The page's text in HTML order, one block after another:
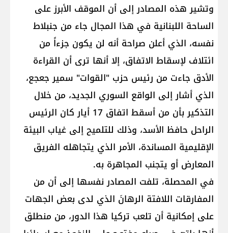
وتشير هذه المصادر إلى أن الموقف الأبرز على
الساحة اللبنانية في هذا المجال جاء من جنبلاط
نفسه، الذي أعلن صراحة أنه لن يكون جزءاً من
ائتلاف لإسقاط الاتفاق، إلا أنها ترى أن القراءة
الأدق جاءت من رئيس حزب "القوات" ​سمير جعجع​،
الذي أشار إلى الواقع السوري الجديد، من خلال
التذكير بأن من أسقط اتفاق 17 أيار كان الرئيس
الراحل ​حافظ الأسد​، وذلك للتلميح إلى غياب البيئة
الإقليمية المساندة، الأمر الذي يتجاهله الفريق
المعارض أو يتجنب المجاهرة به.
في المحصلة، تلفت المصادر نفسها إلى أن من
المفارقات اللافتة الرهانَ الذي لدى بعض الجهات
على إمكانية أن تلعب ​تركيا​ هذا الدور، من منطلق